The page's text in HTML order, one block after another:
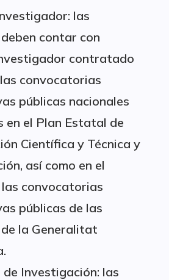
las
contar con
contratado
convocatorias
públicas nacionales
en el Plan Estatal de
Científica y Técnica y
así como en el
convocatorias
públicas de las
la Generalitat
Investigación: las